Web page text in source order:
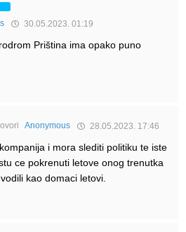
30.05.2023. 01:19
Priština ima opako puno
Anonymous 28.05.2023. 17:46
i mora slediti politiku te iste
ce pokrenuti letove onog trenutka
kao domaci letovi.